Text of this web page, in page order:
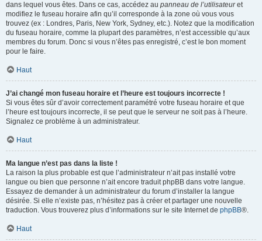
dans lequel vous êtes. Dans ce cas, accédez au panneau de l’utilisateuret
modifiez le fuseau horaire afin qu’il corresponde à la zone où vous vous
trouvez (ex : Londres, Paris, New York, Sydney, etc.). Notez que la modification
du fuseau horaire, comme la plupart des paramètres, n’est accessible qu’aux
membres du forum. Donc si vous n’êtes pas enregistré, c’est le bon moment
pour le faire.
Haut
J’ai changé mon fuseau horaire et l’heure est toujours incorrecte !
Si vous êtes sûr d’avoir correctement paramétré votre fuseau horaire et que
l’heure est toujours incorrecte, il se peut que le serveur ne soit pas à l’heure.
Signalez ce problème à un administrateur.
Haut
Ma langue n’est pas dans la liste !
La raison la plus probable est que l’administrateur n’ait pas installé votre
langue ou bien que personne n’ait encore traduit phpBB dans votre langue.
Essayez de demander à un administrateur du forum d’installer la langue
désirée. Si elle n’existe pas, n’hésitez pas à créer et partager une nouvelle
traduction. Vous trouverez plus d’informations sur le site Internet de phpBB®.
Haut